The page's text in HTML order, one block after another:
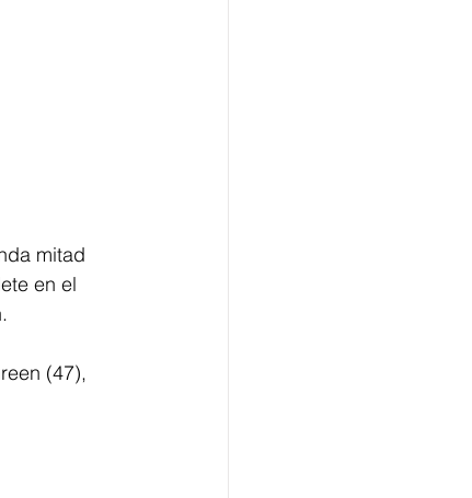
mitad
en el
(47),